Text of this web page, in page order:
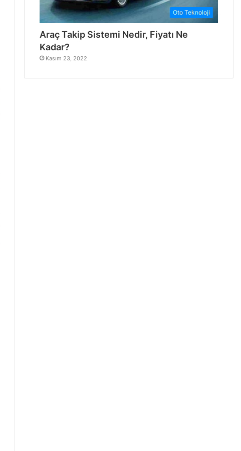
Oto Teknoloji
Araç Takip Sistemi Nedir, Fiyatı Ne
Kadar?
Kasım 23, 2022